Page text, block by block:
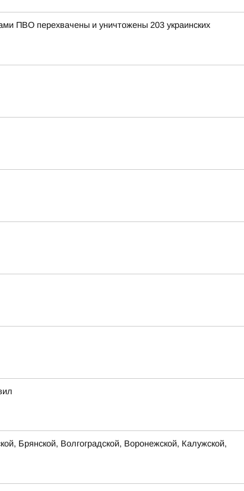
ПВО перехвачены и уничтожены 203 украинских
Брянской, Волгоградской, Воронежской, Калужской,